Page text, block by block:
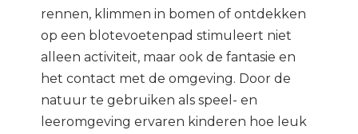
rennen, klimmen in bomen of ontdekken
op een blotevoetenpad stimuleert niet
alleen activiteit, maar ook de fantasie en
het contact met de omgeving. Door de
natuur te gebruiken als speel- en
leeromgeving ervaren kinderen hoe leuk